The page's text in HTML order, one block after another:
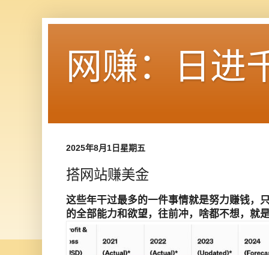
网赚：日进
2025年8月1日星期五
搭网站赚美金
这些年干过最多的一件事情就是努力赚钱，
的全部能力和欲望，往前冲，啥都不想，就